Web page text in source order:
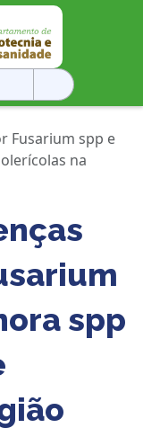
Fusarium spp e
na
spp